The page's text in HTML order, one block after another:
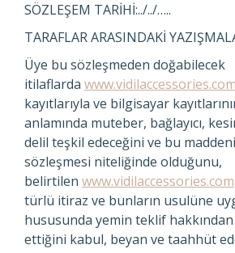
SÖZLEŞEM TARİHİ:../../…..
TARAFLAR ARASINDAKİ
Üye bu sözleşmeden doğabilecek
itilaflarda www.vidilaccessories.com
kayıtlarıyla ve bilgisayar
anlamında muteber, bağlayıcı,
delil teşkil edeceğini ve bu
sözleşmesi niteliğinde olduğunu,
belirtilen www.vidilaccessories.com
türlü itiraz ve bunların usulüne
hususunda yemin teklif
ettiğini kabul, beyan ve taahhüt